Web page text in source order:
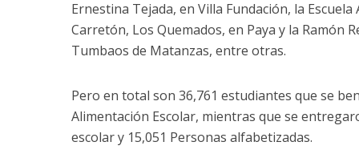
Ernestina Tejada, en Villa Fundación, la
Carretón, Los Quemados, en Paya y la Ramón
Tumbaos de Matanzas, entre otras.
Pero en total son 36,761 estudiantes que se
Alimentación Escolar, mientras que se
escolar y 15,051 Personas alfabetizadas.